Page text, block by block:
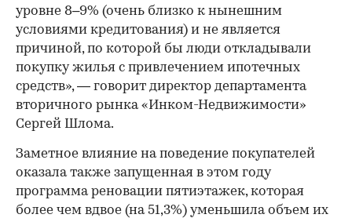
уровне 8–9% (очень близко к нынешним
условиями кредитования) и не является
причиной, по которой бы люди откладывали
покупку жилья с привлечением ипотечных
средств», — говорит директор департамента
вторичного рынка «Инком-Недвижимости»
Сергей Шлома.
Заметное влияние на поведение покупателей
оказала также запущенная в этом году
программа реновации пятиэтажек, которая
более чем вдвое (на 51,3%) уменьшила объем их